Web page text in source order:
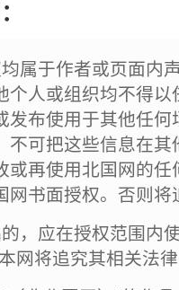
属于作者或页面内
个人或组织均不得
发布使用于其他任
不可把这些信息在
或再使用北国网的
网书面授权。否则将
，应在授权范围内
网将追究其相关法